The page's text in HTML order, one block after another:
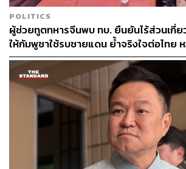
พี่น้องประชาชน ซึ่งตนมีวิธีที่จะบริหารจัดก
พื้นที่ตามความตึงเครียดของสถานการณ์
โซนที่ 1 มีความตึงเครียดสูงสูงคือ
คือ อุบลราชธานี ศรีสะเกษ สุรินทร์ บุ
โซนที่ 2 คือ สระแก้ว พื้นที่ความรับผิ
ภาคที่1
โซนที่ 3 คือ จันทบุรีและตราด มีความ
กว่าจุดอื่น
การแบ่งโซนดังกล่าว นำมาซึ่งแนวความคิ
POLITICS
ผู้ช่วยทูตทหารจีนพบ ทบ. ยืนยันไร้ส่วนเกี่ย
ให้กัมพูชาใช้รบชายแดน ย้ำจริงใจต่อไทย
ทางออกสันติวิธี